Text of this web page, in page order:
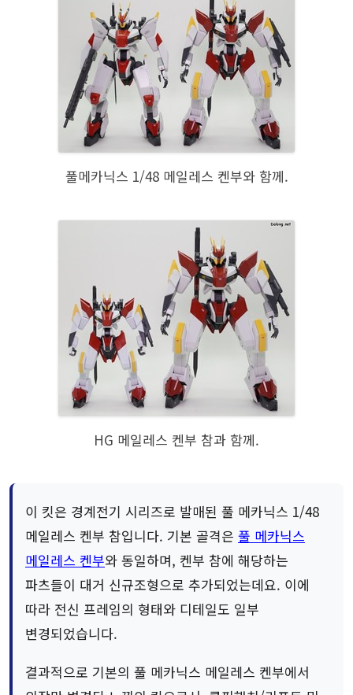
풀메카닉스 1/48 메일레스 켄부와 함께.
HG 메일레스 켄부 참과 함께.
이 킷은 경계전기 시리즈로 발매된 풀 메카닉스 1/48
메일레스 켄부 참입니다. 기본 골격은 풀 메카닉스
메일레스 켄부와 동일하며, 켄부 참에 해당하는
파츠들이 대거 신규조형으로 추가되었는데요. 이에
따라 전신 프레임의 형태와 디테일도 일부
변경되었습니다.
결과적으로 기본의 풀 메카닉스 메일레스 켄부에서